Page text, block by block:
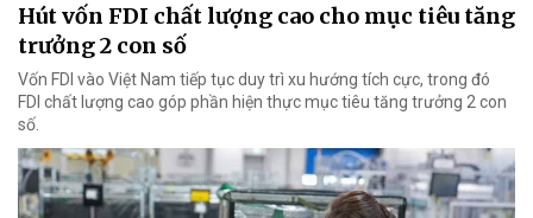
Hút vốn FDI chất lượng cao cho mục tiêu tăng
trưởng 2 con số
Vốn FDI vào Việt Nam tiếp tục duy trì xu hướng tích cực, trong đó
FDI chất lượng cao góp phần hiện thực mục tiêu tăng trưởng 2 con
số.